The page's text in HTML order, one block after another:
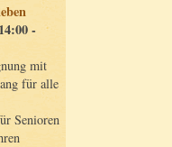
-
mit
für alle
Senioren